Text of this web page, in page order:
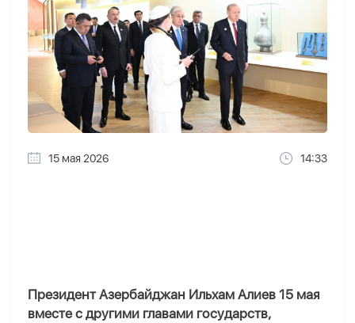
15 мая 2026 14:33
Президент Азербайджан Ильхам Алиев 15 мая
вместе с другими главами государств,